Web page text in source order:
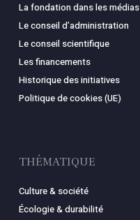
La fondation dans les médias
Le conseil d’administration
Le conseil scientifique
Les financements
Historique des initiatives
Politique de cookies (UE)
THÉMATIQUE
Culture & société
Écologie & durabilité